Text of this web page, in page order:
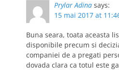
Prylar Adina says:
15 mai 2017 at
Buna seara, toata aceasta
disponibile precum si
companiei de a pregati
dovada clara ca totul este